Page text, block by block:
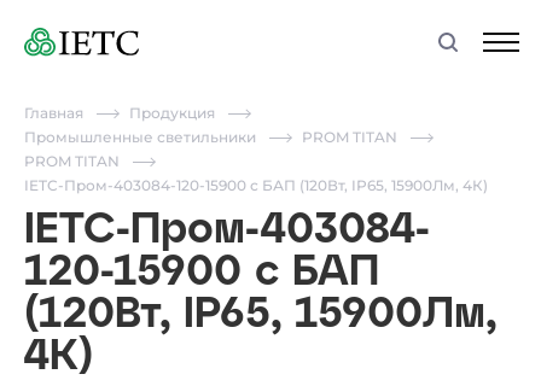
Главная
Продукция
Промышленные светильники
PROM TITAN
PROM TITAN
IETC-Пром-403084-120-15900 с БАП (120Вт, IP65, 15900Лм, 4К)
IETC-Пром-403084-
120-15900 с БАП
(120Вт, IP65, 15900Лм,
4К)